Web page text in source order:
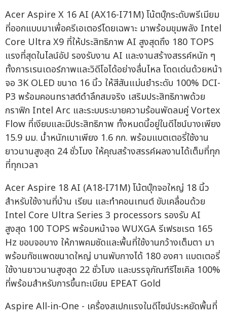
Acer Aspire X 16 AI (AX16-I71M) โน้ตบุ๊กระดับพรีเมียม
ที่ออกแบบมาเพื่อครีเอเตอร์โดยเฉพาะ มาพร้อมขุมพลัง Intel
Core Ultra X9 ที่ให้ประสิทธิภาพ AI สูงสุดถึง 180 TOPS
แรงที่สุดในไลน์อัป รองรับงาน AI และงานสร้างสรรค์หนัก ๆ
ทั้งการเรนเดอร์ภาพและวิดีโอได้อย่างลื่นไหล โดดเด่นด้วยหน้า
จอ 3K OLED ขนาด 16 นิ้ว ให้สีสันแม่นยำระดับ 100% DCI-
P3 พร้อมคอนทราสต์ดำลึกสมจริง เสริมประสิทธิภาพด้วย
กราฟิก Intel Arc และระบบระบายความร้อนพัดลมคู่ Vortex
Flow ที่เงียบและมีประสิทธิภาพ ทั้งหมดนี้อยู่ในดีไซน์บางเพียง
15.9 มม. น้ำหนักเบาเพียง 1.6 กก. พร้อมแบตเตอรี่ใช้งาน
ยาวนานสูงสุด 24 ชั่วโมง ให้คุณสร้างสรรค์ผลงานได้เต็มที่ทุก
ที่ทุกเวลา
Acer Aspire 18 AI (A18-I71M) โน้ตบุ๊กจอใหญ่ 18 นิ้ว
สำหรับใช้งานที่บ้าน เรียน และทำคอนเทนต์ ขับเคลื่อนด้วย
Intel Core Ultra Series 3 processors รองรับ AI
สูงสุด 100 TOPS พร้อมหน้าจอ WUXGA รีเฟรชเรต 165
Hz ขอบจอบาง ให้ภาพคมชัดและพื้นที่ใช้งานกว้างเต็มตา มา
พร้อมทัชแพดขนาดใหญ่ บานพับกางได้ 180 องศา แบตเตอรี่
ใช้งานยาวนานสูงสุด 22 ชั่วโมง และบรรจุภัณฑ์รีไซเคิล 100%
ที่พร้อมสำหรับการขึ้นทะเบียน EPEAT Gold
Aspire All-in-One - เครื่องสเปกแรงในดีไซน์ประหยัดพื้นที่